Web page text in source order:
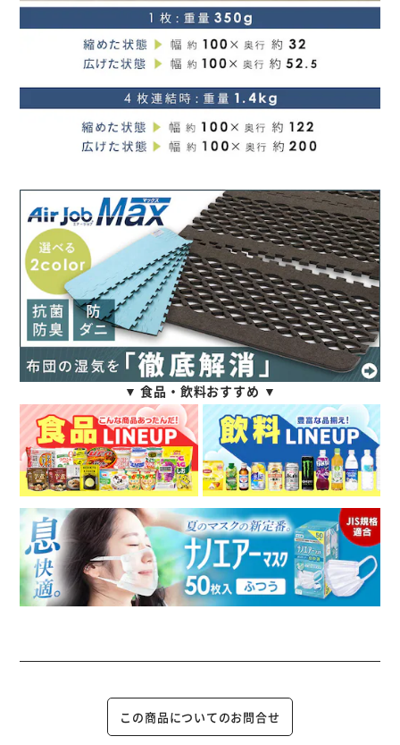
▼ 食品・飲料おすすめ ▼
この商品についてのお問合せ